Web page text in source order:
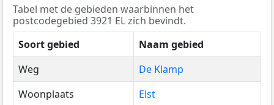
Tabel met de gebieden waarbinnen het
postcodegebied 3921 EL zich bevindt.
Soort gebied
Naam gebied
Weg
De Klamp
Woonplaats
Elst